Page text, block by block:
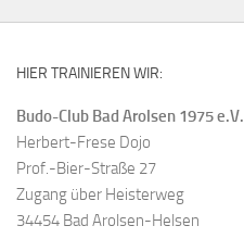
HIER TRAINIEREN WIR:
Budo-Club Bad Arolsen 1975 e.V.
Herbert-Frese Dojo
Prof.-Bier-Straße 27
Zugang über Heisterweg
34454 Bad Arolsen-Helsen